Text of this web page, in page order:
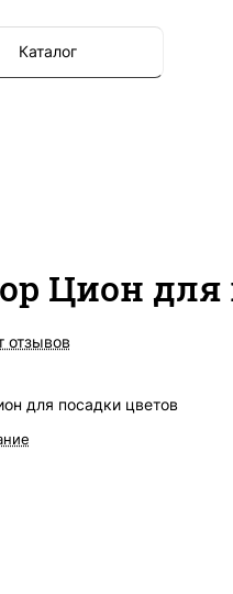
Каталог
Цион для
отзывов
для посадки цветов